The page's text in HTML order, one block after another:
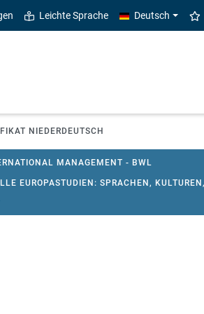
Leichte Sprache Deutsch
NIEDERDEUTSCH
MANAGEMENT - BWL
EUROPASTUDIEN: SPRACHEN,
EUROPEAN STUDIES